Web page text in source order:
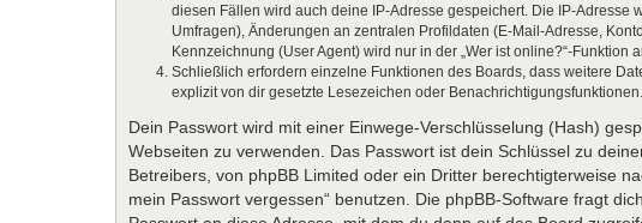
diesen Fällen wird auch deine IP-Adresse gespeichert. Die IP-
Umfragen), Änderungen an zentralen Profildaten (E-Mail-Adresse,
Kennzeichnung (User Agent) wird nur in der „Wer ist online?“-Funktion
Schließlich erfordern einzelne Funktionen des Boards, dass weitere
explizit von dir gesetzte Lesezeichen oder Benachrichtigungsfunktionen.
Dein Passwort wird mit einer Einwege-Verschlüsselung (Hash)
Webseiten zu verwenden. Das Passwort ist dein Schlüssel zu
Betreibers, von phpBB Limited oder ein Dritter berechtigterweise
mein Passwort vergessen“ benutzen. Die phpBB-Software fragt